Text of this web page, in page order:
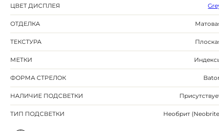
ЦВЕТ ДИСПЛЕЯ
ОТДЕЛКА
ТЕКСТУРА
МЕТКИ
ФОРМА СТРЕЛОК
НАЛИЧИЕ ПОДСВЕТКИ
ТИП ПОДСВЕТКИ Необрит